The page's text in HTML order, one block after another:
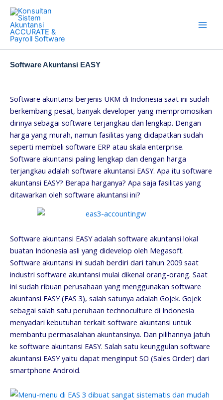
Skip
content
Software Akuntansi EASY
Software akuntansi berjenis UKM di Indonesia saat ini sudah
berkembang pesat, banyak developer yang mempromosikan
dirinya sebagai software terjangkau dan lengkap. Dengan
harga yang murah, namun fasilitas yang didapatkan sudah
seperti membeli software ERP atau skala enterprise.
Software akuntansi paling lengkap dan dengan harga
terjangkau adalah software akuntansi EASY. Apa itu software
akuntansi EASY? Berapa harganya? Apa saja fasilitas yang
ditawarkan oleh software akuntansi ini?
Software akuntansi EASY adalah software akuntansi lokal
buatan Indonesia asli yang didevelop oleh Megasoft.
Software akuntansi ini sudah berdiri dari tahun 2009 saat
industri software akuntansi mulai dikenal orang-orang. Saat
ini sudah ribuan perusahaan yang menggunakan software
akuntansi EASY (EAS 3), salah satunya adalah Gojek. Gojek
sebagai salah satu peruhaan technoculture di Indonesia
menyadari kebutuhan terkait software akuntansi untuk
membantu permasalahan akuntansinya. Dan pilihannya jatuh
ke software akuntansi EASY. Salah satu keunggulan software
akuntansi EASY yaitu dapat menginput SO (Sales Order) dari
smartphone Android.